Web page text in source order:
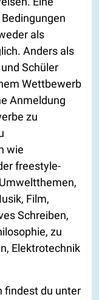
als
Anders als
Schüler
Wettbewerb
Anmeldung
zu
wie
freestyle-
Film,
Schreiben,
zu
Elektrotechnik
findest du unter